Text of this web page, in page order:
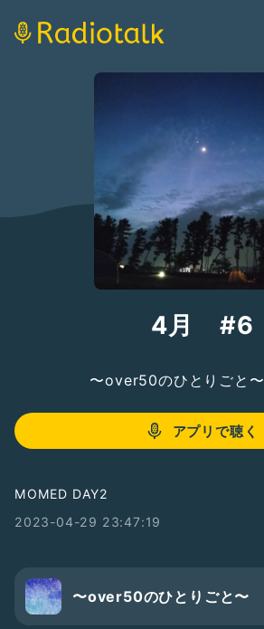
4月 #6
〜over50のひとりごと〜
アプリで聴く
MOMED DAY2
2023-04-29 23:47:19
〜over50のひとりごと〜